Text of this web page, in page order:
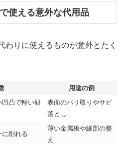
使える意外な代用品
わりに使えるものが意外とたく
用途の例
凹凸で軽い研
表面のバリ取りやサビ
落とし
に削れる
薄い金属板や細部の整
え